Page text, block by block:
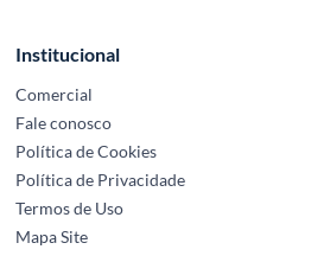
Institucional
Comercial
Fale conosco
Política de Cookies
Política de Privacidade
Termos de Uso
Mapa Site